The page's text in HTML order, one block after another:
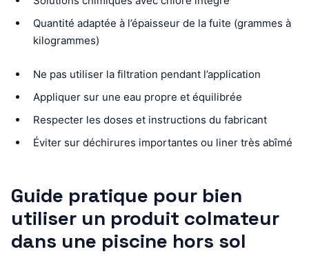
Quantité adaptée à l’épaisseur de la fuite (grammes à
kilogrammes)
Ne pas utiliser la filtration pendant l’application
Appliquer sur une eau propre et équilibrée
Respecter les doses et instructions du fabricant
Éviter sur déchirures importantes ou liner très abîmé
Guide pratique pour bien
utiliser un produit colmateur
dans une piscine hors sol